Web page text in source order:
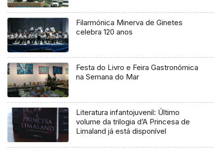
Filarmónica Minerva de Ginetes
celebra 120 anos
Festa do Livro e Feira Gastronómica
na Semana do Mar
Literatura infantojuvenil: Último
volume da trilogia d’A Princesa de
Limaland já está disponível